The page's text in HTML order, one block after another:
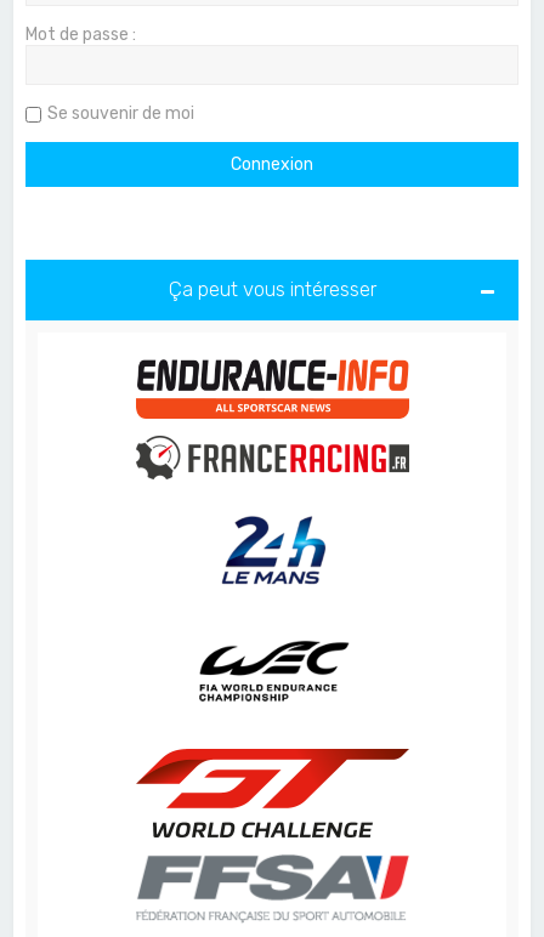
Mot de passe :
Se souvenir de moi
Ça peut vous intéresser